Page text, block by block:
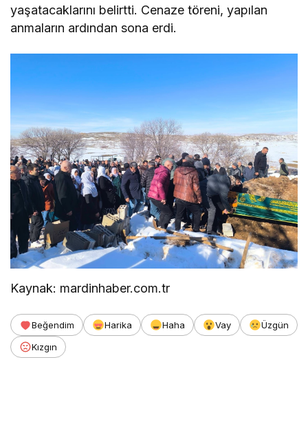
yaşatacaklarını belirtti. Cenaze töreni, yapılan
anmaların ardından sona erdi.
Kaynak: mardinhaber.com.tr
Beğendim Harika Haha Vay
Üzgün
Kızgın